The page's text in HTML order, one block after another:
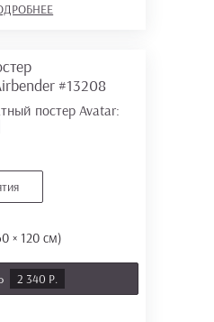
#13208
× 120 см)
2 340 Р.